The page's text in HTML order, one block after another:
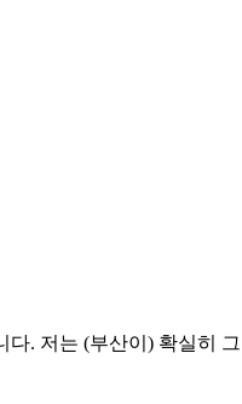
. 저는 (부산이) 확실히